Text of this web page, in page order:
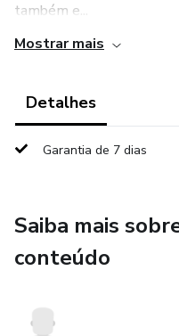
também e...
Mostrar mais
Detalhes
Garantia de 7 dias
Saiba mais
conteúdo